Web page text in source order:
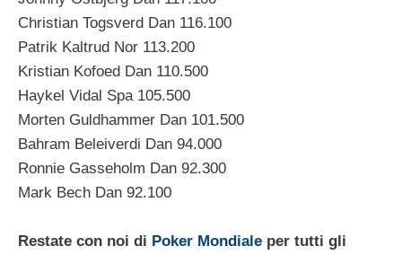
Christian Togsverd Dan 116.100
Patrik Kaltrud Nor 113.200
Kristian Kofoed Dan 110.500
Haykel Vidal Spa 105.500
Morten Guldhammer Dan 101.500
Bahram Beleiverdi Dan 94.000
Ronnie Gasseholm Dan 92.300
Mark Bech Dan 92.100
Restate con noi di Poker Mondiale per tutti gli